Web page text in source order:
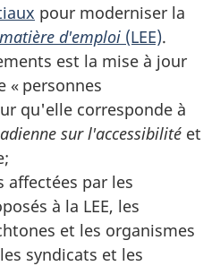
pour moderniser la
d'emploi (LEE).
est la mise à jour
« personnes
qu'elle corresponde à
sur l'accessibilité et
affectées par les
à la LEE, les
et les organismes
syndicats et les